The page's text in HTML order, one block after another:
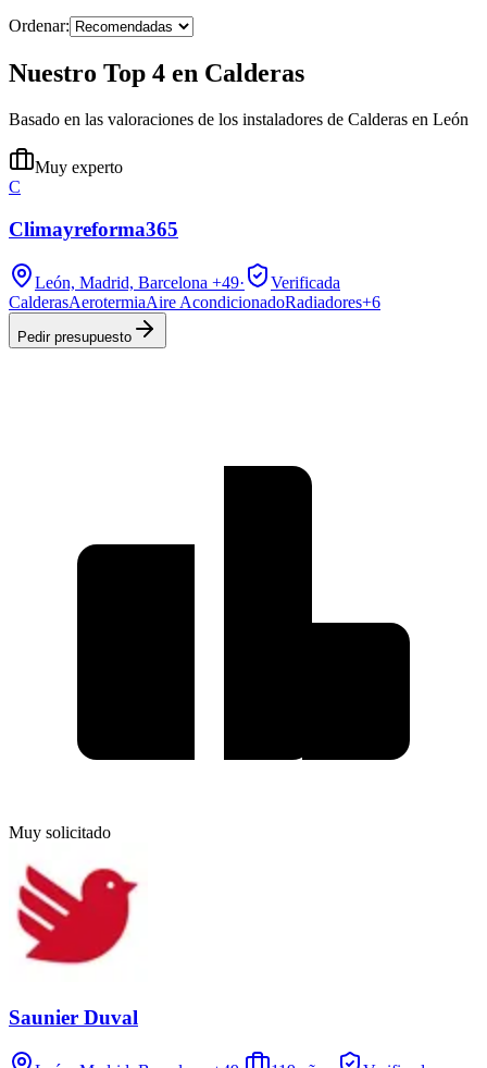
Ordenar:
Nuestro Top 4 en Calderas
Basado en las valoraciones de los instaladores de Calderas en León
Muy experto
C
Climayreforma365
León, Madrid, Barcelona +49·
Verificada
CalderasAerotermiaAire AcondicionadoRadiadores+6
Pedir presupuesto
Muy solicitado
Saunier Duval